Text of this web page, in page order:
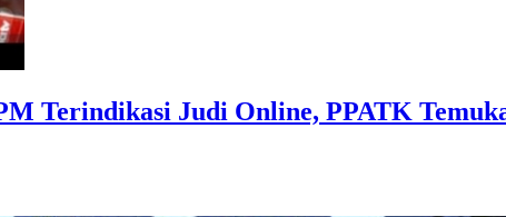
Terindikasi Judi Online, PPATK